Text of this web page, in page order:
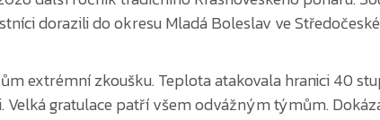
extrémní zkoušku. Teplota atakovala hranici 40
gratulace patří všem odvážným týmům.
23 týmů v disciplíně požární útok. První místo